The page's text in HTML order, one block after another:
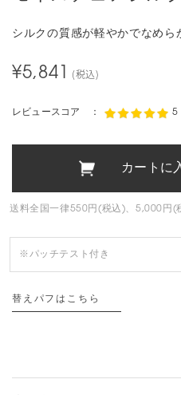
シルクの質感が軽やかでなめら
¥5,841 (税込)
送料全国一律550円(税込)、5,000円(
※パッチテスト付き
替えパフはこちら
レビュースコア ： 5